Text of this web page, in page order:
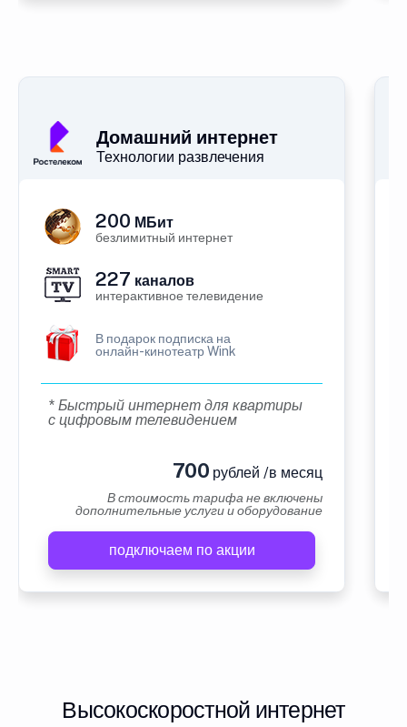
Домашний интернет
Технологии развлечения
200 МБит
безлимитный интернет
227 каналов
интерактивное телевидение
В подарок подписка на
онлайн-кинотеатр Wink
* Быстрый интернет для квартиры
с цифровым телевидением
700 рублей /в месяц
В стоимость тарифа не включены
дополнительные услуги и оборудование
подключаем по акции
Высокоскоростной интернет